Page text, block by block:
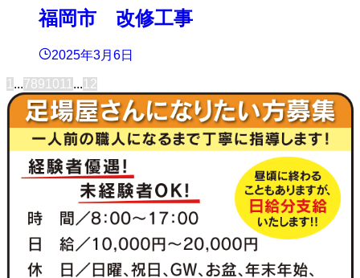
福岡市 改修工事
2025年3月6日
1 ...7891011 ...12